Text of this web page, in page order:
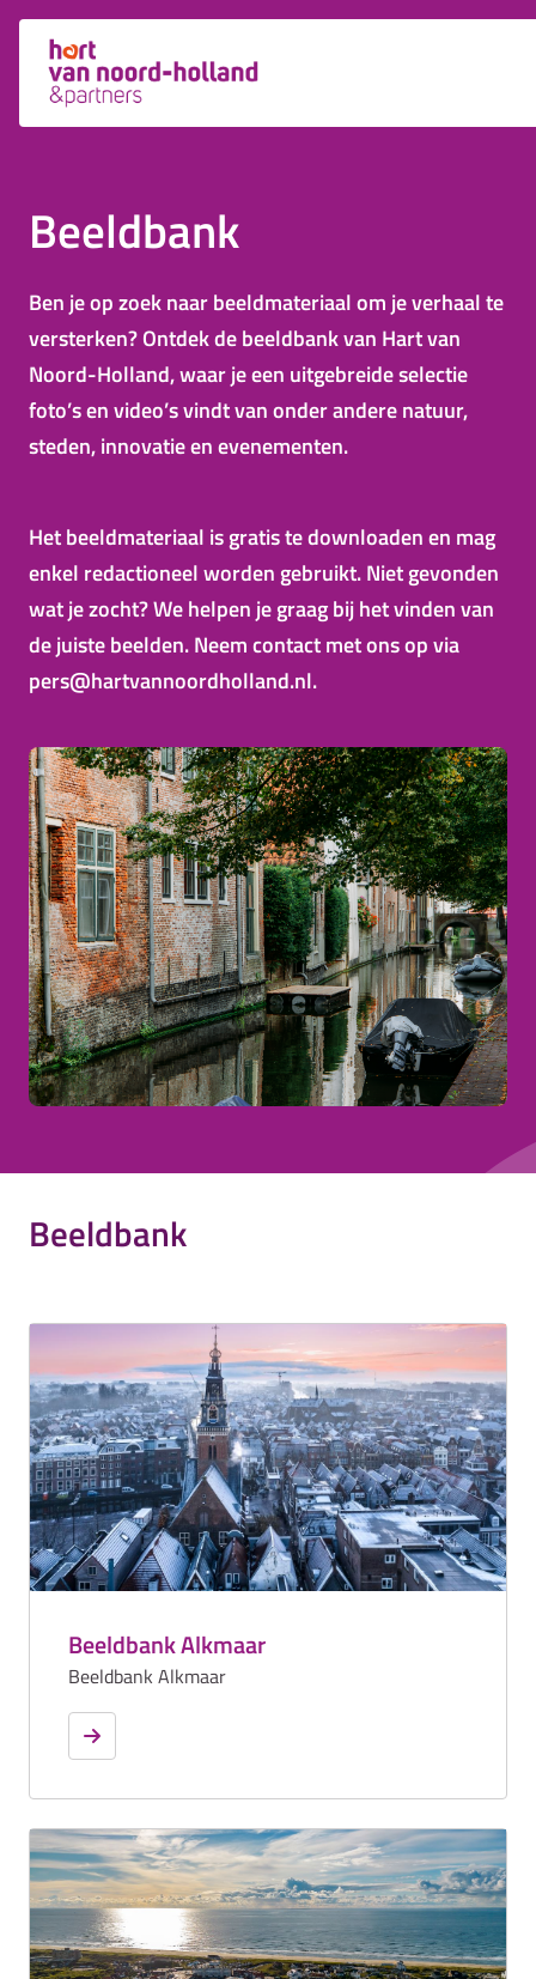
Beeldbank
Ben je op zoek naar beeldmateriaal om je verhaal te
versterken? Ontdek de beeldbank van Hart van
Noord-Holland, waar je een uitgebreide selectie
foto’s en video’s vindt van onder andere natuur,
steden, innovatie en evenementen.
Het beeldmateriaal is gratis te downloaden en mag
enkel redactioneel worden gebruikt. Niet gevonden
wat je zocht? We helpen je graag bij het vinden van
de juiste beelden. Neem contact met ons op via
pers@hartvannoordholland.nl.
Beeldbank
Beeldbank Alkmaar
Beeldbank Alkmaar